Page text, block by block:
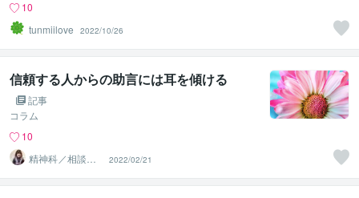
10
tunmiilove
2022/10/26
信頼する人からの助言には耳を傾ける
記事
コラム
10
精神科／相談員
＊ 峰川みゆう
2022/02/21